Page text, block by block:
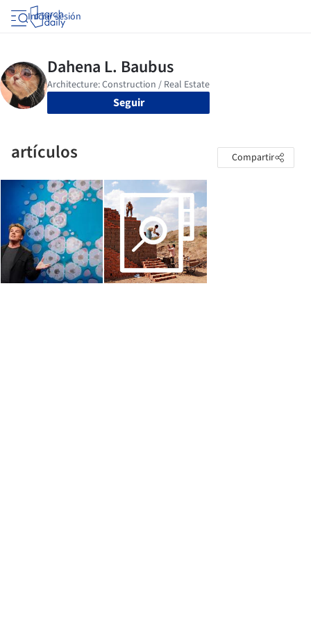
Iniciar sesión
Seguir
artículos Compartir